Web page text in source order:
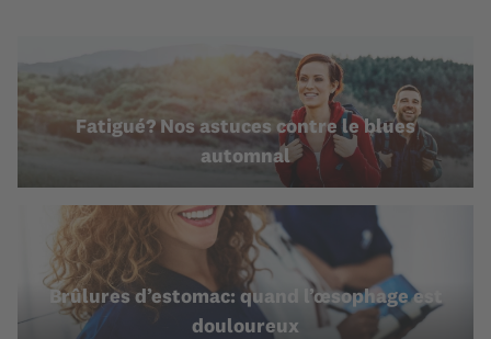
Fatigué? Nos astuces contre le blues
automnal
Brûlures d’estomac: quand l’œsophage est
douloureux